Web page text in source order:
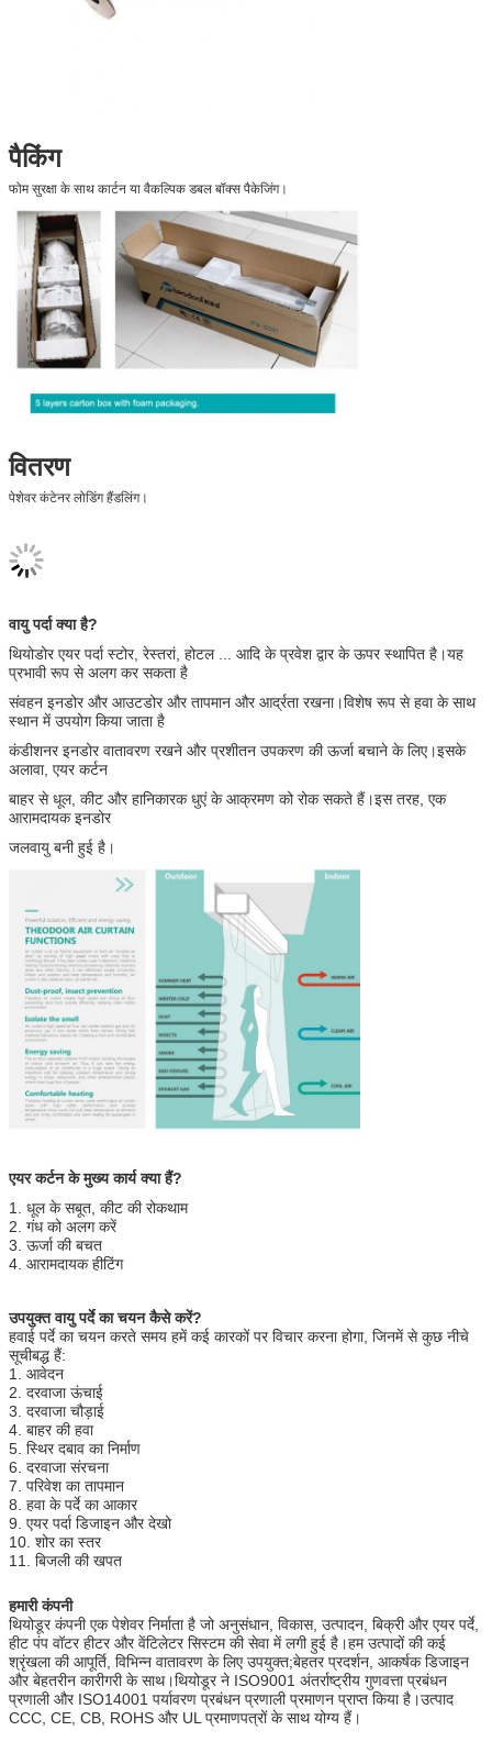
पैकिंग
फोम सुरक्षा के साथ कार्टन या वैकल्पिक डबल बॉक्स पैकेजिंग।
वितरण
पेशेवर कंटेनर लोडिंग हैंडलिंग।
वायु पर्दा क्या है?
थियोडोर एयर पर्दा स्टोर, रेस्तरां, होटल ... आदि के प्रवेश द्वार के ऊपर स्थापित है।यह
प्रभावी रूप से अलग कर सकता है
संवहन इनडोर और आउटडोर और तापमान और आर्द्रता रखना।विशेष रूप से हवा के साथ
स्थान में उपयोग किया जाता है
कंडीशनर इनडोर वातावरण रखने और प्रशीतन उपकरण की ऊर्जा बचाने के लिए।इसके
अलावा, एयर कर्टन
बाहर से धूल, कीट और हानिकारक धुएं के आक्रमण को रोक सकते हैं।इस तरह, एक
आरामदायक इनडोर
जलवायु बनी हुई है।
एयर कर्टन के मुख्य कार्य क्या हैं?
1. धूल के सबूत, कीट की रोकथाम
2. गंध को अलग करें
3. ऊर्जा की बचत
4. आरामदायक हीटिंग
उपयुक्त वायु पर्दे का चयन कैसे करें?
हवाई पर्दे का चयन करते समय हमें कई कारकों पर विचार करना होगा, जिनमें से कुछ नीचे
सूचीबद्ध हैं:
1. आवेदन
2. दरवाजा ऊंचाई
3. दरवाजा चौड़ाई
4. बाहर की हवा
5. स्थिर दबाव का निर्माण
6. दरवाजा संरचना
7. परिवेश का तापमान
8. हवा के पर्दे का आकार
9. एयर पर्दा डिजाइन और देखो
10. शोर का स्तर
11. बिजली की खपत
हमारी कंपनी
थियोडूर कंपनी एक पेशेवर निर्माता है जो अनुसंधान, विकास, उत्पादन, बिक्री और एयर पर्दे,
हीट पंप वॉटर हीटर और वेंटिलेटर सिस्टम की सेवा में लगी हुई है।हम उत्पादों की कई
श्रृंखला की आपूर्ति, विभिन्न वातावरण के लिए उपयुक्त;बेहतर प्रदर्शन, आकर्षक डिजाइन
और बेहतरीन कारीगरी के साथ।थियोडूर ने ISO9001 अंतर्राष्ट्रीय गुणवत्ता प्रबंधन
प्रणाली और ISO14001 पर्यावरण प्रबंधन प्रणाली प्रमाणन प्राप्त किया है।उत्पाद
CCC, CE, CB, ROHS और UL प्रमाणपत्रों के साथ योग्य हैं।